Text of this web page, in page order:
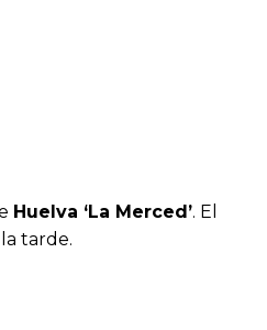
Huelva ‘La Merced’. El
tarde.